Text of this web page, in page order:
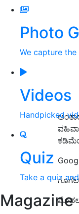
Photo
We capture
Videos
Handpicked
Quiz
Take a quiz
Magazine